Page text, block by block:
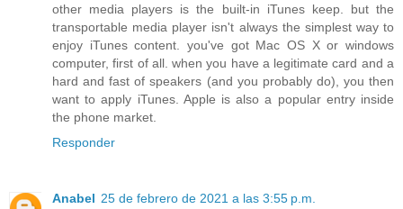
other media players is the built-in iTunes keep. but the
transportable media player isn't always the simplest way to
enjoy iTunes content. you've got Mac OS X or windows
computer, first of all. when you have a legitimate card and a
hard and fast of speakers (and you probably do), you then
want to apply iTunes. Apple is also a popular entry inside
the phone market.
Responder
Anabel 25 de febrero de 2021 a las 3:55 p.m.